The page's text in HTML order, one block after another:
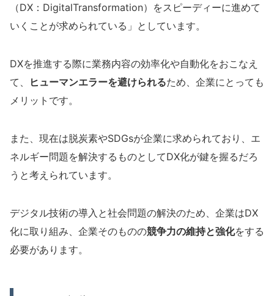
（DX：DigitalTransformation）をスピーディーに進めて
いくことが求められている」としています。
DXを推進する際に業務内容の効率化や自動化をおこなえ
て
ヒューマンエラーを避けられるため、企業にとっても
メリットです。
また、現在は脱炭素やSDGsが企業に求められており、エ
ネルギー問題を解決するものとしてDX化が鍵を握るだろ
うと考えられています。
デジタル技術の導入と社会問題の解決のため、企業はDX
化に取り組み、企業そのものの競争力の維持と強化をする
必要があります。